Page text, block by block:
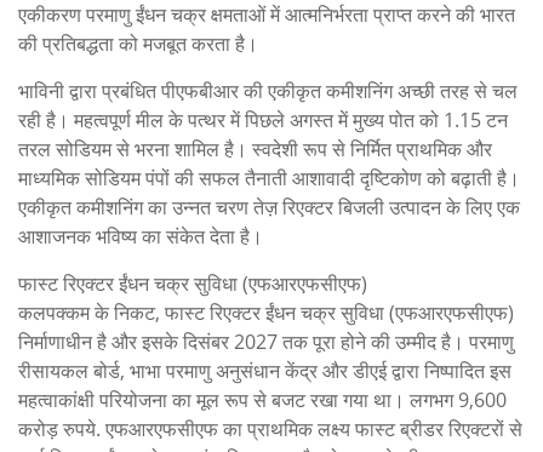
एकीकरण परमाणु ईंधन चक्र क्षमताओं में आत्मनिर्भरता प्राप्त करने की भारत
की प्रतिबद्धता को मजबूत करता है।
भाविनी द्वारा प्रबंधित पीएफबीआर की एकीकृत कमीशनिंग अच्छी तरह से चल
रही है। महत्वपूर्ण मील के पत्थर में पिछले अगस्त में मुख्य पोत को 1.15 टन
तरल सोडियम से भरना शामिल है। स्वदेशी रूप से निर्मित प्राथमिक और
माध्यमिक सोडियम पंपों की सफल तैनाती आशावादी दृष्टिकोण को बढ़ाती है।
एकीकृत कमीशनिंग का उन्नत चरण तेज़ रिएक्टर बिजली उत्पादन के लिए एक
आशाजनक भविष्य का संकेत देता है।
फास्ट रिएक्टर ईंधन चक्र सुविधा (एफआरएफसीएफ)
कलपक्कम के निकट, फास्ट रिएक्टर ईंधन चक्र सुविधा (एफआरएफसीएफ)
निर्माणाधीन है और इसके दिसंबर 2027 तक पूरा होने की उम्मीद है। परमाणु
रीसायकल बोर्ड, भाभा परमाणु अनुसंधान केंद्र और डीएई द्वारा निष्पादित इस
महत्वाकांक्षी परियोजना का मूल रूप से बजट रखा गया था। लगभग 9,600
करोड़ रुपये. एफआरएफसीएफ का प्राथमिक लक्ष्य फास्ट ब्रीडर रिएक्टरों से